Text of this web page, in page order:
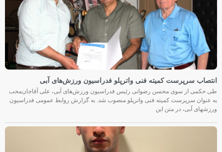
انتصاب سرپرست کمیته فنی واترپلو فدراسیون ورزش‌های آبی
طی حکمی از سوی محسن رضوانی رئیس فدراسیون ورزش‌های آبی، علی آقاجان‌محب
به عنوان سرپرست کمیته فنی واترپلو منصوب شد. به گزارش روابط عمومی فدراسیون
ورزشهای آبی، در متن این